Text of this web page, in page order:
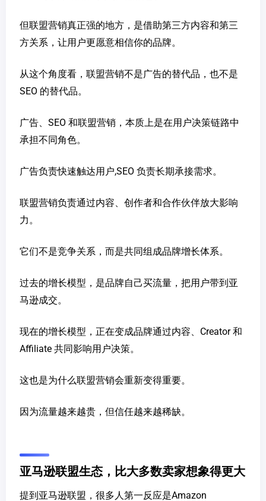
但联盟营销真正强的地方，是借助第三方内容和第三
方关系，让用户更愿意相信你的品牌。
从这个角度看，联盟营销不是广告的替代品，也不是
SEO 的替代品。
广告、SEO 和联盟营销，本质上是在用户决策链路中
承担不同角色。
广告负责快速触达用户,SEO 负责长期承接需求。
联盟营销负责通过内容、创作者和合作伙伴放大影响
力。
它们不是竞争关系，而是共同组成品牌增长体系。
过去的增长模型，是品牌自己买流量，把用户带到亚
马逊成交。
现在的增长模型，正在变成品牌通过内容、Creator 和
Affiliate 共同影响用户决策。
这也是为什么联盟营销会重新变得重要。
因为流量越来越贵，但信任越来越稀缺。
亚马逊联盟生态，比大多数卖家想象得更大
提到亚马逊联盟，很多人第一反应是Amazon